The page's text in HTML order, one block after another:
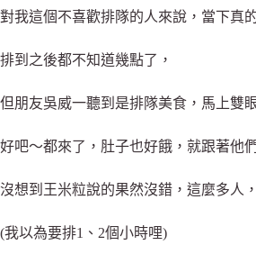
對我這個不喜歡排隊的人來說，當下真
排到之後都不知道幾點了，
但朋友吳威一聽到是排隊美食，馬上雙
好吧～都來了，肚子也好餓，就跟著他
沒想到王米粒說的果然沒錯，這麼多人
(我以為要排1、2個小時哩)